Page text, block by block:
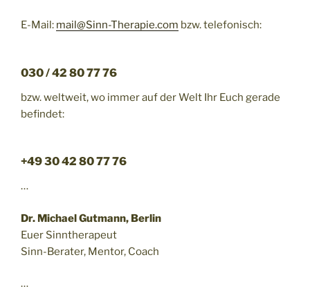
E-Mail: mail@Sinn-Therapie.com bzw. telefonisch:
030 / 42 80 77 76
bzw. weltweit, wo immer auf der Welt Ihr Euch gerade
befindet:
+49 30 42 80 77 76
…
Dr. Michael Gutmann, Berlin
Euer Sinntherapeut
Sinn-Berater, Mentor, Coach
…